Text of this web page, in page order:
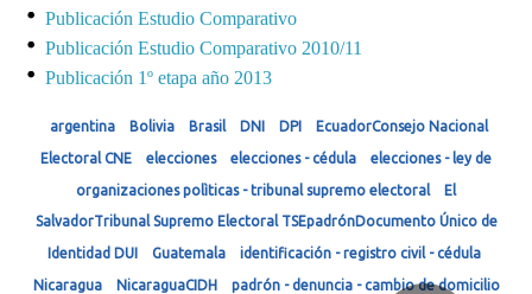
Publicación Estudio Comparativo
Publicación Estudio Comparativo 2010/11
Publicación 1º etapa año 2013
argentina Bolivia Brasil DNI DPI EcuadorConsejo Nacional
Electoral CNE elecciones elecciones - cédula elecciones - ley de
organizaciones polìticas - tribunal supremo electoral
El
SalvadorTribunal Supremo Electoral TSEpadrónDocumento Único de
Identidad DUI Guatemala identificación - registro civil - cédula
Nicaragua NicaraguaCIDH padrón - denuncia - cambio de domicilio